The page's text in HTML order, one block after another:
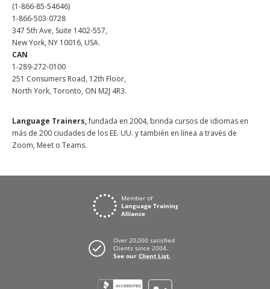
(1-866-85-54646)
1-866-503-0728
347 5th Ave, Suite 1402-557,
New York, NY 10016, USA.
CAN
1-289-272-0100
251 Consumers Road, 12th Floor,
North York, Toronto, ON M2J 4R3.
Language Trainers,fundada en 2004, brinda cursos de idiomas en
más de 200 ciudades de los EE. UU. y también en línea a través de
Zoom, Meet o Teams.